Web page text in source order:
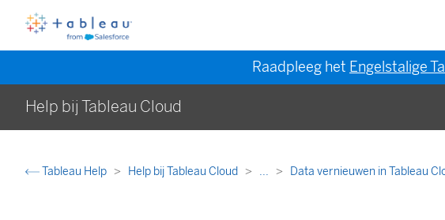
Raadpleeg het Engelstalige
Help bij Tableau Cloud
Tableau Help Help bij Tableau Cloud ... Data vernieuwen in Tableau